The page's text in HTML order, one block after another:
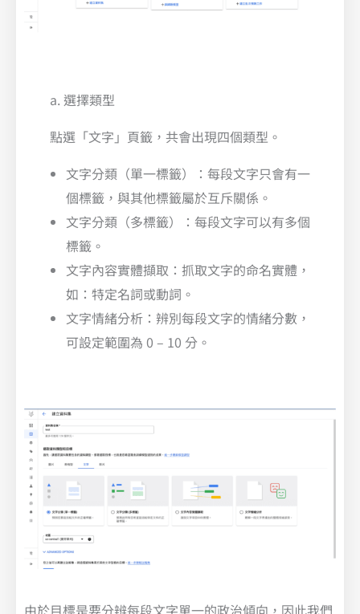
a. 選擇類型
點選「文字」頁籤，共會出現四個類型。
文字分類（單一標籤）：每段文字只會有一
個標籤，與其他標籤屬於互斥關係。
文字分類（多標籤）：每段文字可以有多個
標籤。
文字內容實體擷取：抓取文字的命名實體，
如：特定名詞或動詞。
文字情緒分析：辨別每段文字的情緒分數，
可設定範圍為 0 – 10 分。
由於目標是要分辨每段文字單一的政治傾向，因此我們